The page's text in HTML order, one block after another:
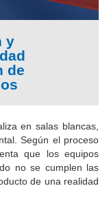
y
de
en salas blancas,
Según el proceso
que los equipos
no se cumplen las
de una realidad